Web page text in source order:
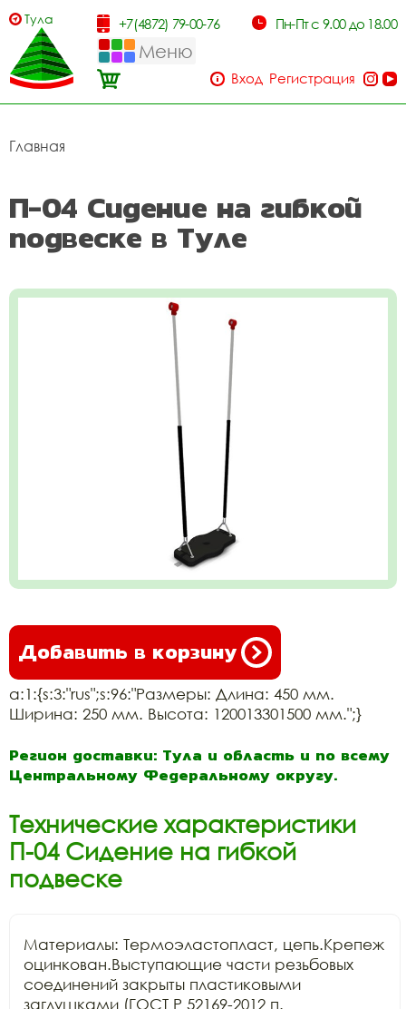
Тула +7(4872) 79-00-76 Пн-Пт с 9.00 до 18.00
Меню
Вход Регистрация
Главная
П-04 Сидение на гибкой
подвеске в Туле
Добавить в корзину
a:1:{s:3:"rus";s:96:"Размеры: Длина: 450 мм.
Ширина: 250 мм. Высота: 120013301500 мм.";}
Регион доставки: Тула и область и по всему
Центральному Федеральному округу.
Технические характеристики
П-04 Сидение на гибкой
подвеске
Материалы: Термоэластопласт, цепь.Крепеж
оцинкован.Выступающие части резьбовых
соединений закрыты пластиковыми
заглушками (ГОСТ Р 52169-2012 п.